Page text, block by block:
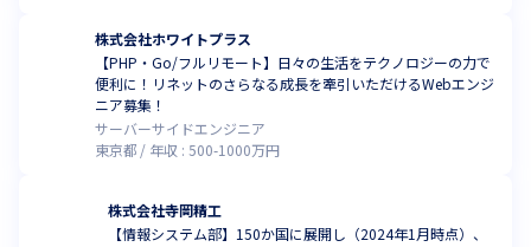
株式会社ホワイトプラス
【PHP・Go/フルリモート】日々の生活をテクノロジーの力で
便利に！リネットのさらなる成長を牽引いただけるWebエンジ
ニア募集！
サーバーサイドエンジニア
東京都
年収 : 500-1000万円
株式会社寺岡精工
【情報システム部】150か国に展開し（2024年1月時点）、